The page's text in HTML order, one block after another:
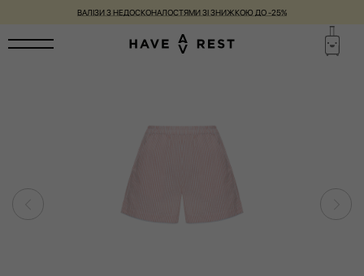
ВАЛІЗИ З НЕДОСКОНАЛОСТЯМИ ЗІ ЗНИЖКОЮ ДО -25%